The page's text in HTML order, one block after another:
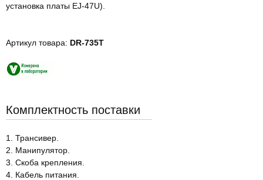
установка платы EJ-47U).
Артикул товара: DR-735T
Комплектность поставки
1. Трансивер.
2. Манипулятор.
3. Скоба крепления.
4. Кабель питания.